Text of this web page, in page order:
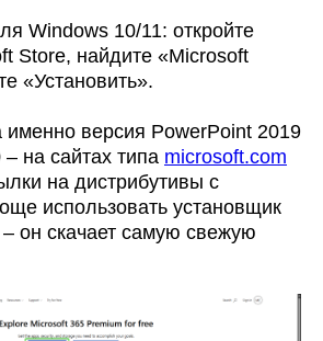
Windows 10/11: откройте
Store, найдите «Microsoft
«Установить».
версия PowerPoint 2019
на сайтах типа microsoft.com
на дистрибутивы с
использовать установщик
он скачает самую свежую